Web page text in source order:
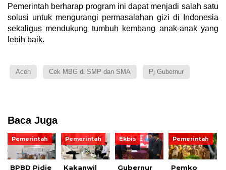
Pemerintah berharap program ini dapat menjadi salah satu
solusi untuk mengurangi permasalahan gizi di Indonesia
sekaligus mendukung tumbuh kembang anak-anak yang
lebih baik.
Aceh Cek MBG di SMP dan SMA Pj Gubernur
Baca Juga
Pemerintah
BPBD Pidie
Pemerintah
Kakanwil
Ekbis
Gubernur
Pemerintah
Pemko